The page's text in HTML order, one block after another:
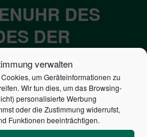
verwalten
um Geräteinformationen zu
Wir tun dies, um das Browsing-
personalisierte Werbung
oder die Zustimmung widerrufst,
Funktionen beeinträchtigen.
DES
DER
€
SEKUNDE